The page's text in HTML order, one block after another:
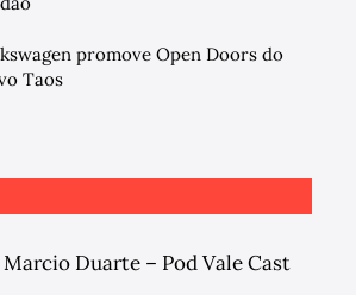
promove Open Doors do
Taos
Duarte – Pod Vale Cast